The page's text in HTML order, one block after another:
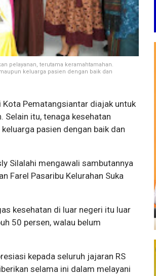
pelayanan, terutama keramahtamahan.
keluarga pasien dengan baik dan
Kota Pematangsiantar diajak untuk
Selain itu, tenaga kesehatan
pasien dengan baik dan
Silalahi mengawali sambutannya
Farel Pasaribu Kelurahan Suka
kesehatan di luar negeri itu luar
50 persen, walau belum
kepada seluruh jajaran RS
selama ini dalam melayani